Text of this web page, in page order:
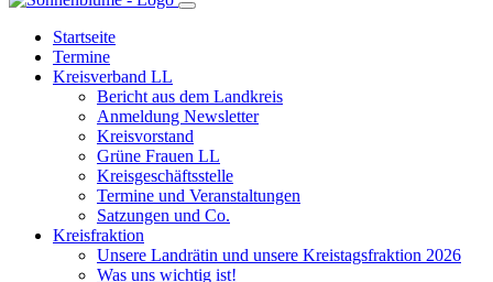
Startseite
Termine
Kreisverband LL
Bericht aus dem Landkreis
Anmeldung Newsletter
Kreisvorstand
Grüne Frauen LL
Kreisgeschäftsstelle
Termine und Veranstaltungen
Satzungen und Co.
Kreisfraktion
Unsere Landrätin und unsere Kreistagsfraktion 2026
Was uns wichtig ist!